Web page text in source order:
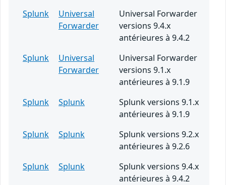
Splunk
Universal
Forwarder
Universal Forwarder
versions 9.4.x
antérieures à 9.4.2
Splunk
Universal
Forwarder
Universal Forwarder
versions 9.1.x
antérieures à 9.1.9
Splunk
Splunk
Splunk versions 9.1.x
antérieures à 9.1.9
Splunk
Splunk
Splunk versions 9.2.x
antérieures à 9.2.6
Splunk
Splunk
Splunk versions 9.4.x
antérieures à 9.4.2